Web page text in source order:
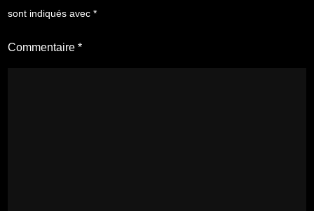
sont indiqués avec*
Commentaire*